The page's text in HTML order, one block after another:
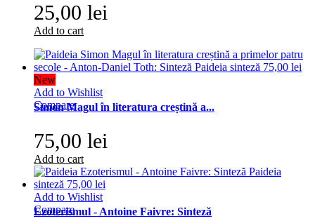
25,00 lei
Add to cart
New
Add to Wishlist
Compare
Simon Magul în literatura creștină a...
75,00 lei
Add to cart
Add to Wishlist
Compare
Ezoterismul - Antoine Faivre: Sinteză